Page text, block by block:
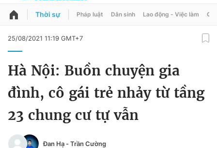
QUẢNG CÁO
Chuyên mục
Chào ngày mới
Đổi mật khẩu
Tin đã lưu
Tin đã xem
Đăng xuất
Thời sự Pháp luật Dân sinh Lao động - Việc làm
25/08/2021 11:19 GMT+7
Hà Nội: Buồn chuyện gia
đình, cô gái trẻ nhảy từ tầng
23 chung cư tự vẫn
Đan Hạ - Trần Cường